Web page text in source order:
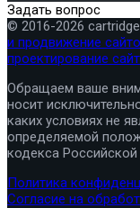
Задать вопрос
© 2016-2026
и продвижение
проектирование
Обращаем ваше
носит
каких условиях не
определяемой
кодекса
Политика
Согласие на